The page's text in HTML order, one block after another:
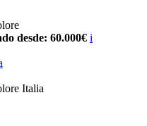
desde: 60.000€ i
Italia